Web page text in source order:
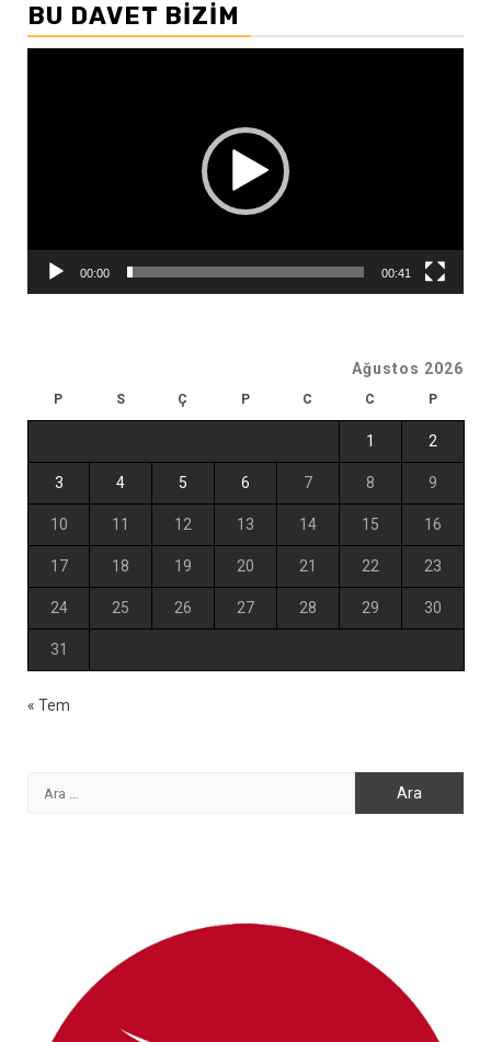
BU DAVET BIZIM
00:00 00:41
Ağustos 2026
P S Ç P C C P
1 2
3 4 5 6 7 8 9
10 11 12 13 14 15 16
17 18 19 20 21 22 23
24 25 26 27 28 29 30
31
« Tem